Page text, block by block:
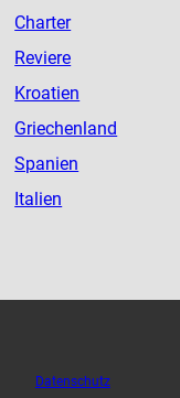
Charter
Reviere
Kroatien
Griechenland
Spanien
Italien
Datenschutz